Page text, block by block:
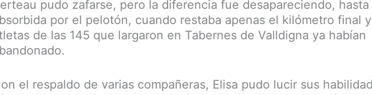
pudo zafarse, pero la diferencia fue desapareciendo, hasta
por el pelotón, cuando restaba apenas el kilómetro final
de las 145 que largaron en Tabernes de Valldigna ya habían
el respaldo de varias compañeras, Elisa pudo lucir sus